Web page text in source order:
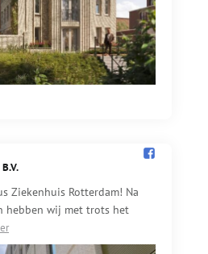
Ziekenhuis Rotterdam! Na
hebben wij met trots het